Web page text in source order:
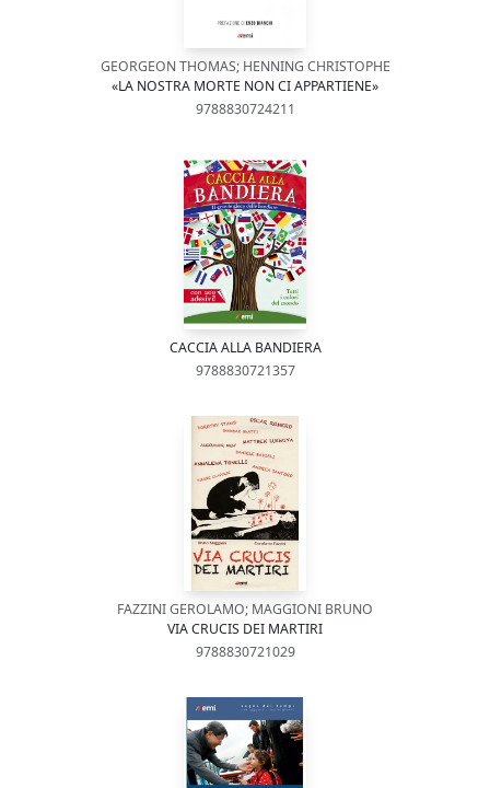
GEORGEON THOMAS; HENNING CHRISTOPHE
«LA NOSTRA MORTE NON CI APPARTIENE»
9788830724211
CACCIA ALLA BANDIERA
9788830721357
FAZZINI GEROLAMO; MAGGIONI BRUNO
VIA CRUCIS DEI MARTIRI
9788830721029